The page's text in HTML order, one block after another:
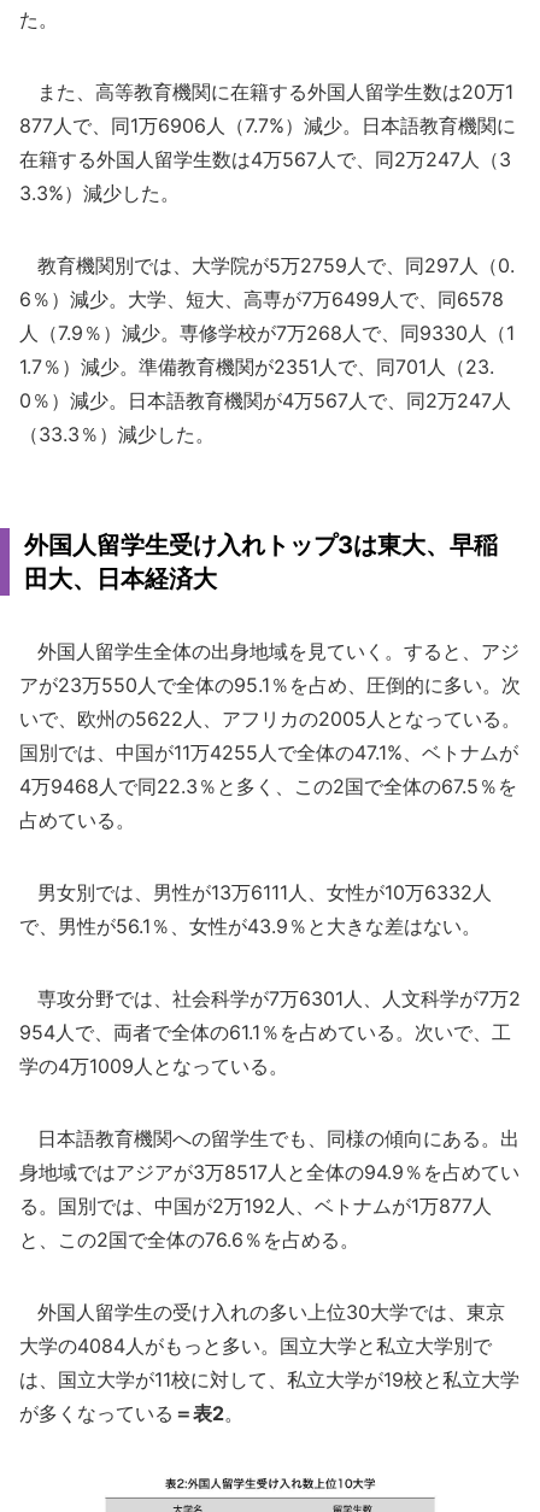
た。
また、高等教育機関に在籍する外国人留学生数は20万1
877人で、同1万6906人（7.7%）減少。日本語教育機関に
在籍する外国人留学生数は4万567人で、同2万247人（3
3.3%）減少した。
教育機関別では、大学院が5万2759人で、同297人（0.
6％）減少。大学、短大、高専が7万6499人で、同6578
人（7.9％）減少。専修学校が7万268人で、同9330人（1
1.7％）減少。準備教育機関が2351人で、同701人（23.
0％）減少。日本語教育機関が4万567人で、同2万247人
（33.3％）減少した。
外国人留学生受け入れトップ3は東大、早稲
田大、日本経済大
外国人留学生全体の出身地域を見ていく。すると、アジ
アが23万550人で全体の95.1％を占め、圧倒的に多い。次
いで、欧州の5622人、アフリカの2005人となっている。
国別では、中国が11万4255人で全体の47.1%、ベトナムが
4万9468人で同22.3％と多く、この2国で全体の67.5％を
占めている。
男女別では、男性が13万6111人、女性が10万6332人
で、男性が56.1％、女性が43.9％と大きな差はない。
専攻分野では、社会科学が7万6301人、人文科学が7万2
954人で、両者で全体の61.1％を占めている。次いで、工
学の4万1009人となっている。
日本語教育機関への留学生でも、同様の傾向にある。出
身地域ではアジアが3万8517人と全体の94.9％を占めてい
る。国別では、中国が2万192人、ベトナムが1万877人
と、この2国で全体の76.6％を占める。
外国人留学生の受け入れの多い上位30大学では、東京
大学の4084人がもっと多い。国立大学と私立大学別で
は、国立大学が11校に対して、私立大学が19校と私立大学
が多くなっている ＝表2。